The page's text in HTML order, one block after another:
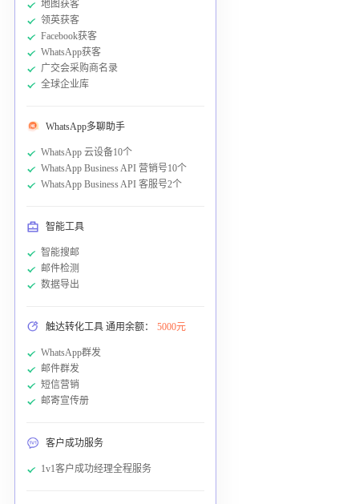
地图获客
领英获客
Facebook获客
WhatsApp获客
广交会采购商名录
全球企业库
WhatsApp多聊助手
WhatsApp 云设备10个
WhatsApp Business API 营销号10个
WhatsApp Business API 客服号2个
智能工具
智能搜邮
邮件检测
数据导出
触达转化工具 通用余额： 5000元
WhatsApp群发
邮件群发
短信营销
邮寄宣传册
客户成功服务
1v1客户成功经理全程服务